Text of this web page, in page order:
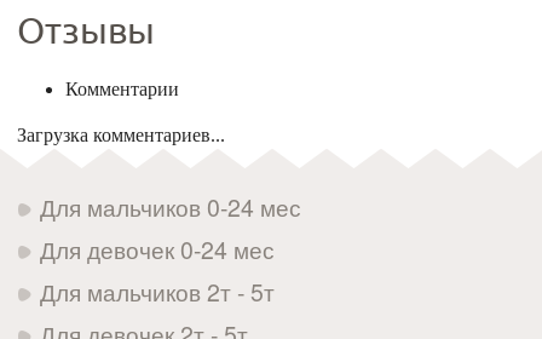
Отзывы
Комментарии
Загрузка комментариев...
Для мальчиков 0-24 мес
Для девочек 0-24 мес
Для мальчиков 2т - 5т